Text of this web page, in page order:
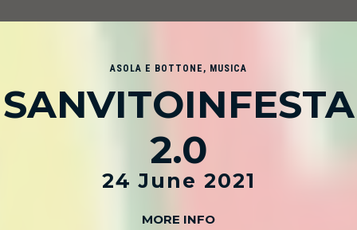
ASOLA E BOTTONE , MUSICA
SANVITOINFESTA
2.0
24 June 2021
MORE INFO